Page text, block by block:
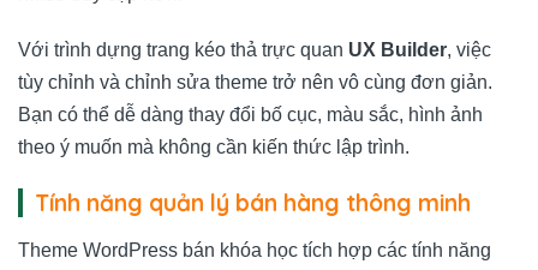
Với trình dựng trang kéo thả trực quan UX Builder, việc
tùy chỉnh và chỉnh sửa theme trở nên vô cùng đơn giản.
Bạn có thể dễ dàng thay đổi bố cục, màu sắc, hình ảnh
theo ý muốn mà không cần kiến thức lập trình.
Tính năng quản lý bán hàng thông minh
Theme WordPress bán khóa học tích hợp các tính năng